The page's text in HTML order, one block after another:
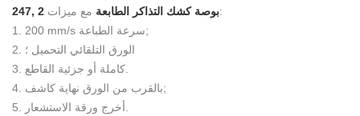
247, 2 بوصة كشك التذاكر الطابعةمع ميزات:
1. 200 mm/s سرعة الطباعة;
2. الورق التلقائي التحميل ؛
4. بالقرب من الورق نهاية كاشف;